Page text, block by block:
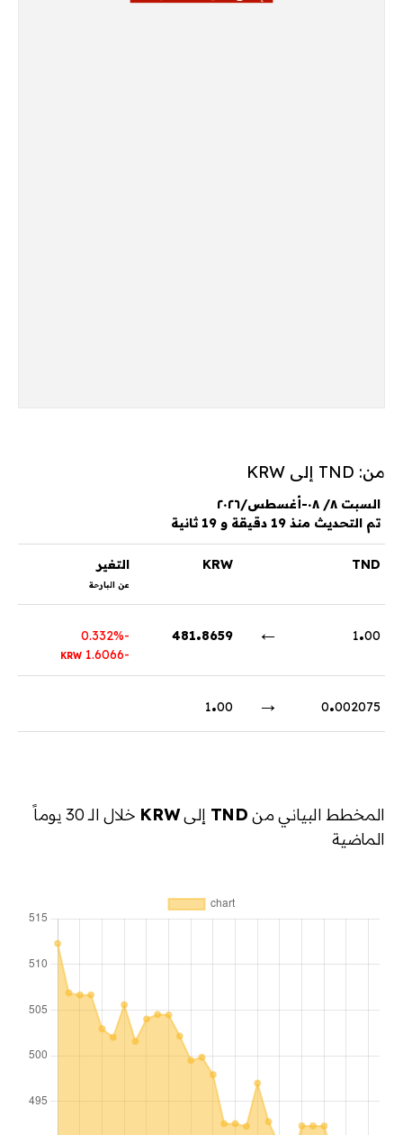
من: TND إلى KRW
السبت ٨/ ٠٨-أغسطس/٢٠٢٦
تم التحديث منذ 19 دقيقة و 19 ثانية
TND
KRW التغير
عن البارحة
1.00
←
481.8659
-0.332%
-1.6066
KRW
0.002075
→
1.00
المخطط البياني من TND إلىKRW
خلال الـ 30 يوماً
الماضية